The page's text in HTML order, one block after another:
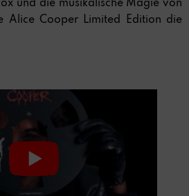
und die musikalische Magie von
Alice Cooper Limited Edition die